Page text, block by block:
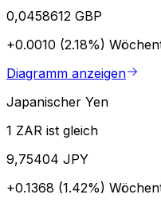
0,0458612 GBP
+0.0010 (2.18%)
Diagramm anzeigen
Japanischer Yen
1 ZAR ist gleich
9,75404 JPY
+0.1368 (1.42%)